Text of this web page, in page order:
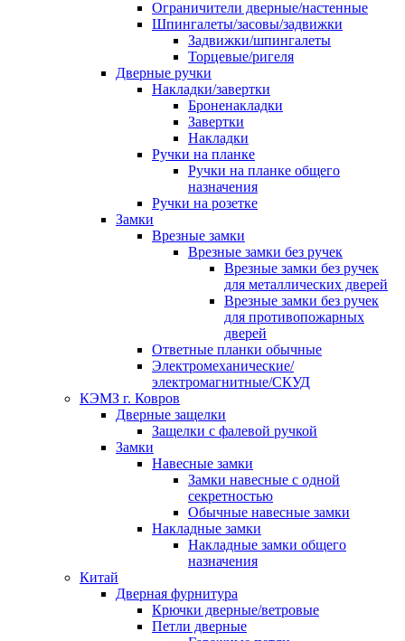
Ограничители дверные/настенные
Шпингалеты/засовы/задвижки
Задвижки/шпингалеты
Торцевые/ригеля
Дверные ручки
Накладки/завертки
Броненакладки
Завертки
Накладки
Ручки на планке
Ручки на планке общего
назначения
Ручки на розетке
Замки
Врезные замки
Врезные замки без ручек
Врезные замки без ручек
для металлических дверей
Врезные замки без ручек
для противопожарных
дверей
Ответные планки обычные
Электромеханические/
электромагнитные/СКУД
КЭМЗ г. Ковров
Дверные защелки
Защелки с фалевой ручкой
Замки
Навесные замки
Замки навесные с одной
секретностью
Обычные навесные замки
Накладные замки
Накладные замки общего
назначения
Китай
Дверная фурнитура
Крючки дверные/ветровые
Петли дверные